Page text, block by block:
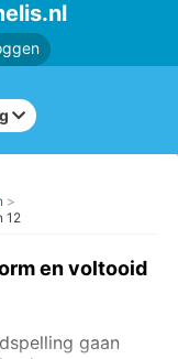
12
en voltooid
gaan